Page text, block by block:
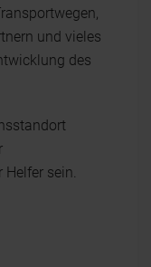
und vieles
des
sein.